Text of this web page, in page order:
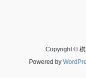
Copyright ©
Powered by